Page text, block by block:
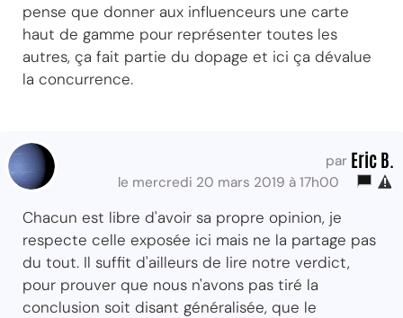
pense que donner aux influenceurs une carte
haut de gamme pour représenter toutes les
autres, ça fait partie du dopage et ici ça dévalue
la concurrence.
par Eric B.
le mercredi 20 mars 2019 à 17h00
Chacun est libre d'avoir sa propre opinion, je
respecte celle exposée ici mais ne la partage pas
du tout. Il suffit d'ailleurs de lire notre verdict,
pour prouver que nous n'avons pas tiré la
conclusion soit disant généralisée, que le